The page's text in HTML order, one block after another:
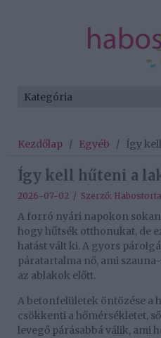
Kezdőlap / Egyéb / Így
Így kell hűteni a
2026-07-02 / Szerző: Habostorta
A forró nyári napokon
hogy hűtsék otthonukat, de
hatást vált ki. A gyors
páratartalma nő, ami
az ablakok előtt.
A betonfelületek öntözése a
csökkenti a hőmérsékletet,
levegő párásabbá válik, ami